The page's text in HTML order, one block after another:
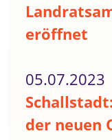
eröffnet
05.07.2023
der neuen